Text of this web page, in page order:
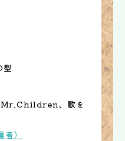
型
Mr.Children、歌を
）